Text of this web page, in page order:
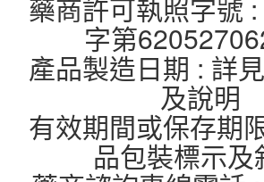
藥商許可執照字號
字第
產品製造日期 : 詳
及說明
有效期間或保存期
品包裝標示及